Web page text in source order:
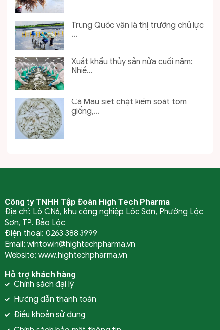
Trung Quốc vẫn là thị trường chủ lực
...
Xuất khẩu thủy sản nửa cuối năm:
Nhiề...
Cà Mau siết chặt kiểm soát tôm
giống,...
Công ty TNHH Tập Đoàn High Tech Pharma
Địa chỉ: Lô CN6, khu công nghiệp Lộc Sơn, Phường Lộc
Sơn, TP. Bảo Lộc
Điện thoại: 0263 388 3999
Email: wintowin@hightechpharma.vn
Website: www.hightechpharma.vn
Hỗ trợ khách hàng
Chính sách đại lý
Hướng dẫn thanh toán
Điều khoản sử dụng